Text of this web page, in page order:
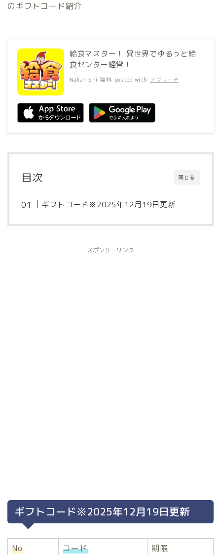
のギフトコード紹介
給食マスター！ 異世界でゆるっと給
食センター経営！
Nakanishi 無料 posted with アプリーチ
閉じる
目次
ギフトコード※2025年12月19日更新
スポンサーリンク
ギフトコード※2025年12月19日更新
No コード 期限